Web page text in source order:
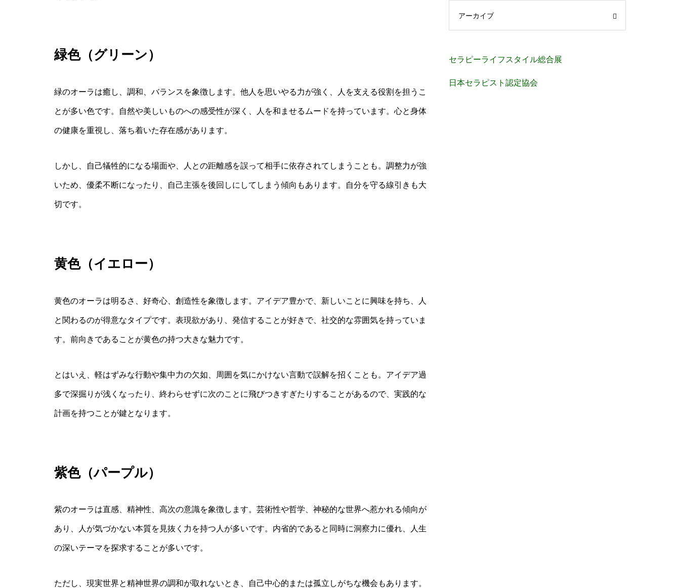
緑色（グリーン）
緑のオーラは癒し、調和、バランスを象徴します。他人を思いやる力が強く、人を支える役割を担うこ
とが多い色です。自然や美しいものへの感受性が深く、人を和ませるムードを持っています。心と身体
の健康を重視し、落ち着いた存在感があります。
しかし、自己犠牲的になる場面や、人との距離感を誤って相手に依存されてしまうことも。調整力が強
いため、優柔不断になったり、自己主張を後回しにしてしまう傾向もあります。自分を守る線引きも大
切です。
黄色（イエロー）
黄色のオーラは明るさ、好奇心、創造性を象徴します。アイデア豊かで、新しいことに興味を持ち、人
と関わるのが得意なタイプです。表現欲があり、発信することが好きで、社交的な雰囲気を持っていま
す。前向きであることが黄色の持つ大きな魅力です。
とはいえ、軽はずみな行動や集中力の欠如、周囲を気にかけない言動で誤解を招くことも。アイデア過
多で深掘りが浅くなったり、終わらせずに次のことに飛びつきすぎたりすることがあるので、実践的な
計画を持つことが鍵となります。
紫色（パープル）
紫のオーラは直感、精神性、高次の意識を象徴します。芸術性や哲学、神秘的な世界へ惹かれる傾向が
あり、人が気づかない本質を見抜く力を持つ人が多いです。内省的であると同時に洞察力に優れ、人生
の深いテーマを探求することが多いです。
ただし、現実世界と精神世界の調和が取れないとき、自己中心的または孤立しがちな機会もあります。
アーカイブ
セラピーライフスタイル総合展
日本セラピスト認定協会